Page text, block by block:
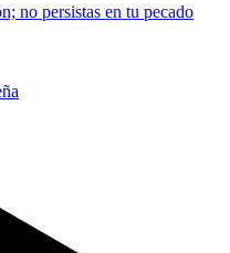
no persistas en tu pecado